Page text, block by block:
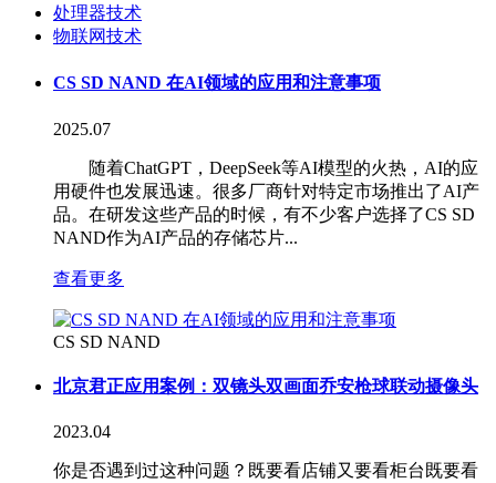
处理器技术
物联网技术
CS SD NAND 在AI领域的应用和注意事项
2025.07
随着ChatGPT，DeepSeek等AI模型的火热，AI的应
用硬件也发展迅速。很多厂商针对特定市场推出了AI产
品。在研发这些产品的时候，有不少客户选择了CS SD
NAND作为AI产品的存储芯片...
查看更多
CS SD NAND
北京君正应用案例：双镜头双画面乔安枪球联动摄像头
2023.04
你是否遇到过这种问题？既要看店铺又要看柜台既要看